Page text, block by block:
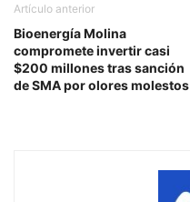
Artículo anterior
Bioenergía Molina
compromete invertir casi
$200 millones tras sanción
de SMA por olores molestos